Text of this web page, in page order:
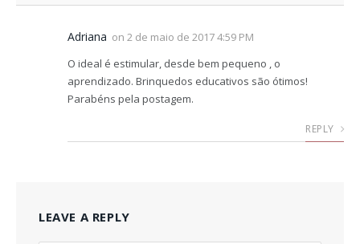
Adriana on 2 de maio de 2017 4:59 PM
O ideal é estimular, desde bem pequeno , o
aprendizado. Brinquedos educativos são ótimos!
Parabéns pela postagem.
REPLY
LEAVE A REPLY